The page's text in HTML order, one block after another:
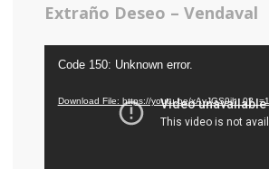
Extraño Deseo – Vendaval
Video
Code 150: Unknown error.
Download File: https://youtu.be/xAvJGS9jh_0?_=1